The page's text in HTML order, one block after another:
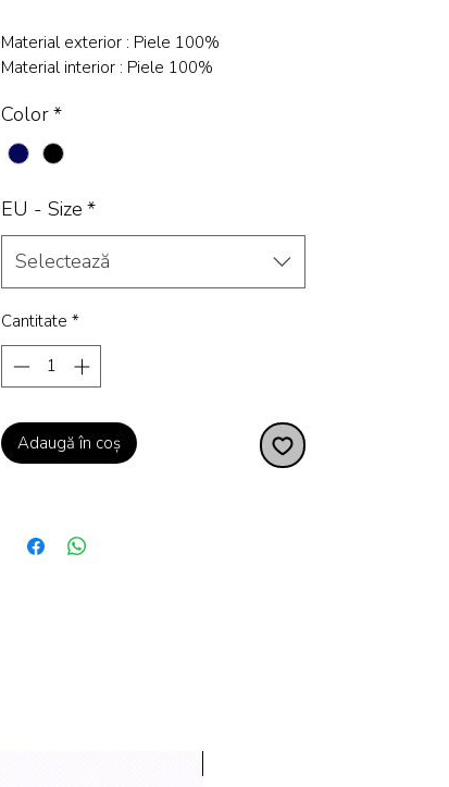
Material exterior : Piele 100%
Material interior : Piele 100%
Color*
EU - Size *
Selectează
Cantitate *
Adaugă în coș